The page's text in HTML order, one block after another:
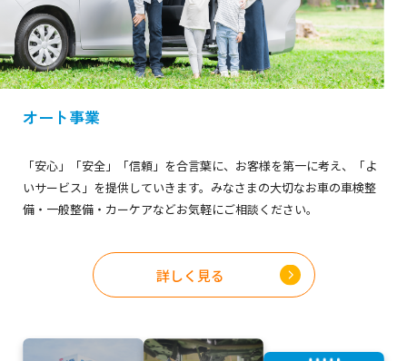
オート事業
「安心」「安全」「信頼」を合言葉に、お客様を第一に考え、「よ
いサービス」を提供していきます。みなさまの大切なお車の車検整
備・一般整備・カーケアなどお気軽にご相談ください。
詳しく見る​